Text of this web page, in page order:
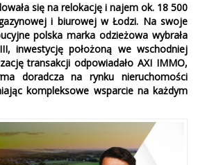
się na relokację i najem ok. 18 500
i biurowej w Łodzi. Na swoje
polska marka odzieżowa wybrała
inwestycję położoną we wschodniej
transakcji odpowiadało AXI IMMO,
doradcza na rynku nieruchomości
kompleksowe wsparcie na każdym